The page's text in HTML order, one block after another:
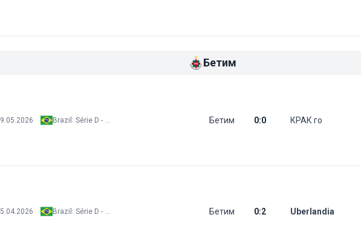
Бетим
Brazil: Série D - Play Offs Бетим 0:0 КРАК го
Brazil: Série D - Play Offs Бетим 0:2 Uberlandia